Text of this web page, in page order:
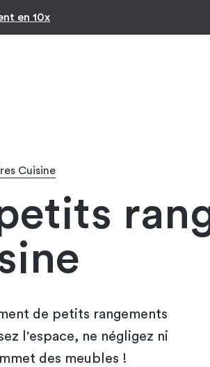
par pièces
Cuisine
de petits rangements
l'espace, ne négligez ni
des meubles !